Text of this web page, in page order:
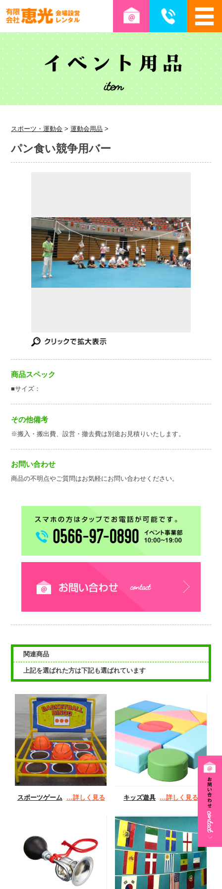
スポーツ・運動会 >運動会用品 >
パン食い競争用バー
商品スペック
■サイズ：
その他備考
※搬入・搬出費、設営・撤去費は別途お見積りいたします。
お問い合わせ
商品の不明点やご質問はお気軽にお問い合わせください。
関連商品
上記を選ばれた方は下記も選ばれています
スポーツゲーム …詳しく見る キッズ遊具 …詳しく見る